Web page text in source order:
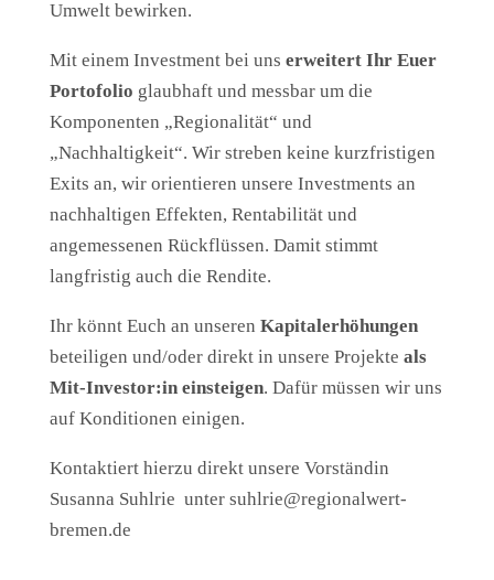
Umwelt bewirken.
Mit einem Investment bei uns erweitert Ihr Euer
Portofolio glaubhaft und messbar um die
Komponenten „Regionalität“ und
„Nachhaltigkeit“. Wir streben keine kurzfristigen
Exits an, wir orientieren unsere Investments an
nachhaltigen Effekten, Rentabilität und
angemessenen Rückflüssen. Damit stimmt
langfristig auch die Rendite.
Ihr könnt Euch an unseren Kapitalerhöhungen
beteiligen und/oder direkt in unsere Projekte als
Mit-Investor:ineinsteigen. Dafür müssen wir uns
auf Konditionen einigen.
Kontaktiert hierzu direkt unsere Vorständin
Susanna Suhlrie unter suhlrie@regionalwert-
bremen.de